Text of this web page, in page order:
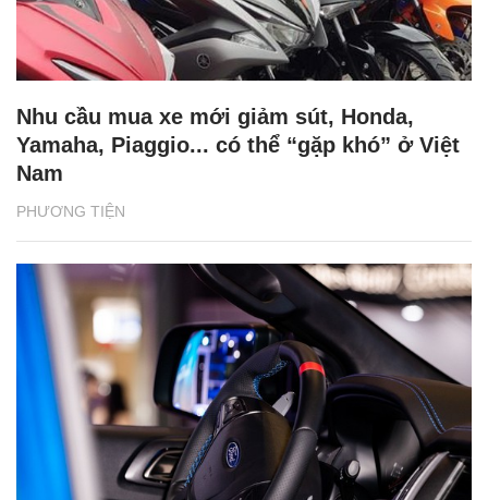
PHƯƠNG TIỆN
Nhu cầu mua xe mới giảm sút, Honda,
Yamaha, Piaggio... có thể “gặp khó” ở Việt
Nam